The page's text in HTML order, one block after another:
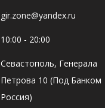
gir.zone@yandex.ru
10:00 - 20:00
Севастополь, Генерала
Петрова 10 (Под Банком
Россия)